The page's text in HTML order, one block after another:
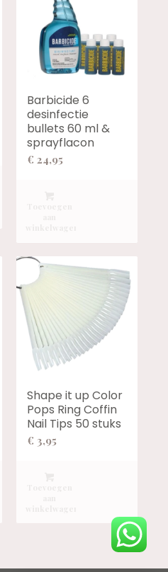
Barbicide 6
desinfectie
bullets 60 ml &
sprayflacon
€ 24,95
Shape it up Color
Pops Ring Coffin
Nail Tips 50 stuks
€ 3,95